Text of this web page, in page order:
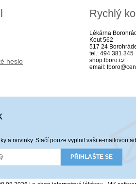
heslo
Rychlý
Lékárna
Kout 562
517 24
tel.: 494 381 345
shop.lboro.cz
email:
a novinky. Stačí pouze vyplnit vaši e-mailovou